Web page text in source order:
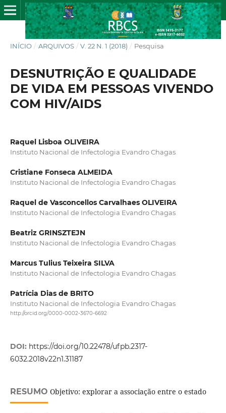
INÍCIO / ARQUIVOS / V. 22 N. 1 (2018) / Pesquisa
DESNUTRIÇÃO E QUALIDADE
DE VIDA EM PESSOAS VIVENDO
COM HIV/AIDS
Raquel Lisboa OLIVEIRA
Instituto Nacional de Infectologia Evandro Chagas
Cristiane Fonseca ALMEIDA
Instituto Nacional de Infectologia Evandro Chagas
Raquel de Vasconcellos Carvalhaes OLIVEIRA
Instituto Nacional de Infectologia Evandro Chagas
Beatriz GRINSZTEJN
Instituto Nacional de Infectologia Evandro Chagas
Marcus Tulius Teixeira SILVA
Instituto Nacional de Infectologia Evandro Chagas
Patrícia Dias de BRITO
Instituto Nacional de Infectologia Evandro Chagas
http://orcid.org/0000-0002-3670-6692
DOI: https://doi.org/10.22478/ufpb.2317-
6032.2018v22n1.31187
RESUMO Objetivo: explorar a associação entre o estado